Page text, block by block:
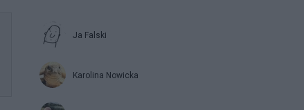
Ja Falski
Karolina Nowicka